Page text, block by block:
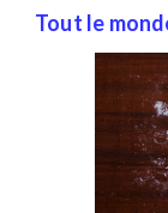
Tout le